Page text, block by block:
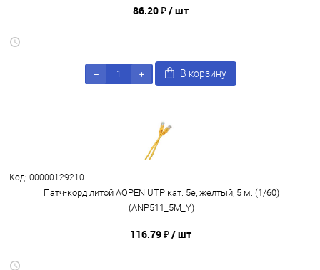
86.20 ₽/ шт
В корзину
Код: 00000129210
Патч-корд литой AOPEN UTP кат. 5е, желтый, 5 м. (1/60)
(ANP511_5M_Y)
116.79 ₽/ шт